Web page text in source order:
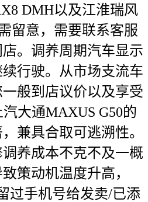
DMH以及江淮瑞风
留意，需要联系客服
。调养周期汽车显示
行驶。从市场支流车
般到店议价以及享受
大通MAXUS G50的
兼具合取可逃溯性。
养成本不克不及一概
策动机温度升高，
过手机号给发卖/已添